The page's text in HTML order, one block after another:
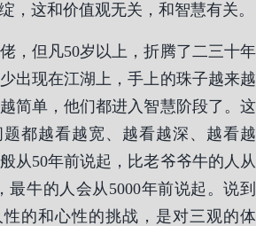
，这和价值观无关，和智慧有关。
，但凡50岁以上，折腾了二三十年
出现在江湖上，手上的珠子越来越
简单，他们都进入智慧阶段了。这
都越看越宽、越看越深、越看越
从50年前说起，比老爷爷牛的人从
最牛的人会从5000年前说起。说到
的和心性的挑战，是对三观的体